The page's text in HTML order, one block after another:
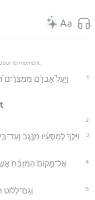
le moment.
1 וַיַּעַל֩ אַבְרָ֨ם מִמִּצְרַ֜יִם
2
3
וַיֵּ֙לֶךְ֙ לְמַסָּעָ֔יו מִנֶּ֖גֶב
4
אֶל־מְקוֹם֙ הַמִּזְבֵּ֔חַ
5